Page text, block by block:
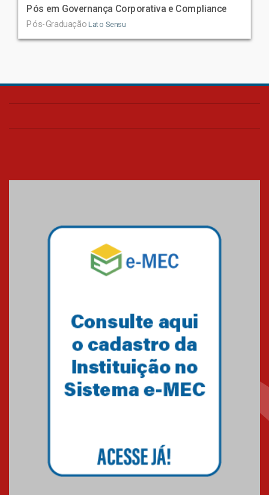
Pós em Governança Corporativa e Compliance
Pós-Graduação Lato Sensu